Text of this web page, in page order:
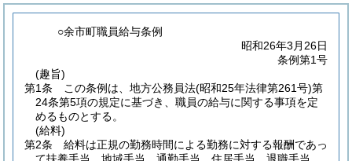
○余市町職員給与条例
昭和26年3月26日
条例第1号
(趣旨)
第1条
この条例は、地方公務員法(昭和25年法律第261号)第
24条第5項の規定に基づき、職員の給与に関する事項を定
めるものとする。
(給料)
第2条
給料は正規の勤務時間による勤務に対する報酬であっ